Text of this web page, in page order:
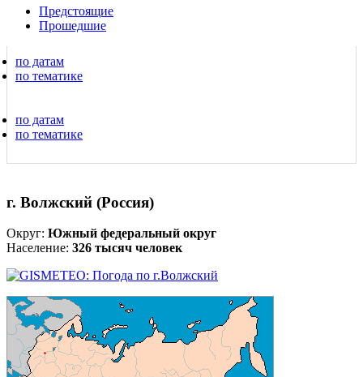
Предстоящие
Прошедшие
по датам
по тематике
по датам
по тематике
г. Волжский (Россия)
Округ: Южный федеральный округ
Население: 326 тысяч человек